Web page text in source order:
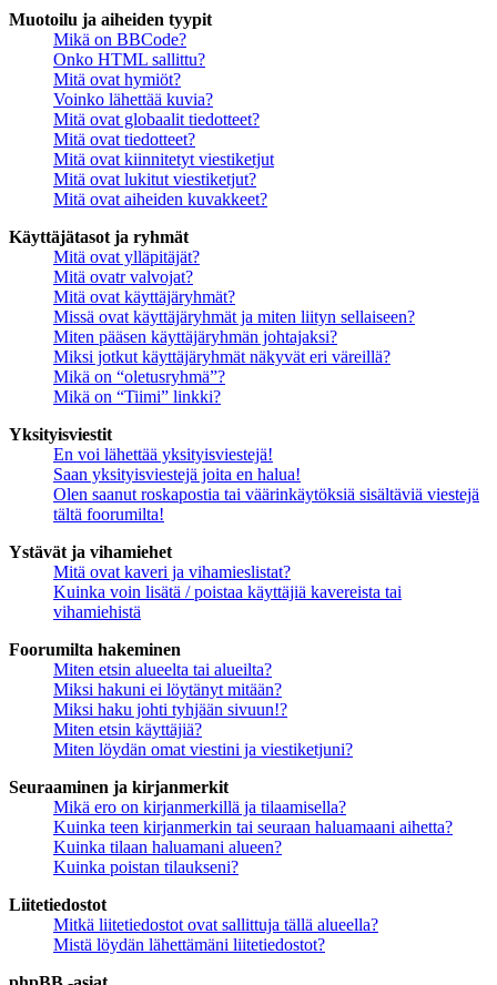
Muotoilu ja aiheiden tyypit
Mikä on BBCode?
Onko HTML sallittu?
Mitä ovat hymiöt?
Voinko lähettää kuvia?
Mitä ovat globaalit tiedotteet?
Mitä ovat tiedotteet?
Mitä ovat kiinnitetyt viestiketjut
Mitä ovat lukitut viestiketjut?
Mitä ovat aiheiden kuvakkeet?
Käyttäjätasot ja ryhmät
Mitä ovat ylläpitäjät?
Mitä ovatr valvojat?
Mitä ovat käyttäjäryhmät?
Missä ovat käyttäjäryhmät ja miten liityn sellaiseen?
Miten pääsen käyttäjäryhmän johtajaksi?
Miksi jotkut käyttäjäryhmät näkyvät eri väreillä?
Mikä on “oletusryhmä”?
Mikä on “Tiimi” linkki?
Yksityisviestit
En voi lähettää yksityisviestejä!
Saan yksityisviestejä joita en halua!
Olen saanut roskapostia tai väärinkäytöksiä sisältäviä viestejä
tältä foorumilta!
Ystävät ja vihamiehet
Mitä ovat kaveri ja vihamieslistat?
Kuinka voin lisätä / poistaa käyttäjiä kavereista tai
vihamiehistä
Foorumilta hakeminen
Miten etsin alueelta tai alueilta?
Miksi hakuni ei löytänyt mitään?
Miksi haku johti tyhjään sivuun!?
Miten etsin käyttäjiä?
Miten löydän omat viestini ja viestiketjuni?
Seuraaminen ja kirjanmerkit
Mikä ero on kirjanmerkillä ja tilaamisella?
Kuinka teen kirjanmerkin tai seuraan haluamaani aihetta?
Kuinka tilaan haluamani alueen?
Kuinka poistan tilaukseni?
Liitetiedostot
Mitkä liitetiedostot ovat sallittuja tällä alueella?
Mistä löydän lähettämäni liitetiedostot?